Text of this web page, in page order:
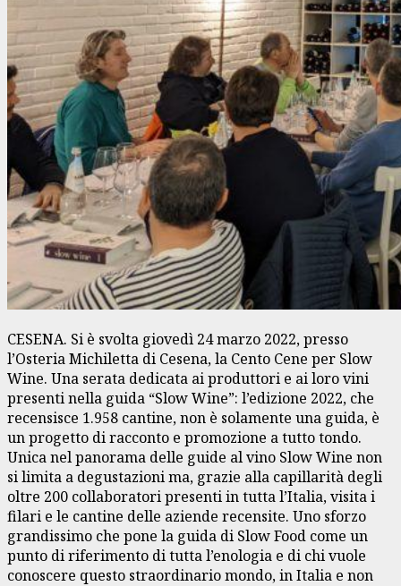
CESENA. Si è svolta giovedì 24 marzo 2022, presso
l’Osteria Michiletta di Cesena, la Cento Cene per Slow
Wine. Una serata dedicata ai produttori e ai loro vini
presenti nella guida “Slow Wine”: l’edizione 2022, che
recensisce 1.958 cantine, non è solamente una guida, è
un progetto di racconto e promozione a tutto tondo.
Unica nel panorama delle guide al vino Slow Wine non
si limita a degustazioni ma, grazie alla capillarità degli
oltre 200 collaboratori presenti in tutta l’Italia, visita i
filari e le cantine delle aziende recensite. Uno sforzo
grandissimo che pone la guida di Slow Food come un
punto di riferimento di tutta l’enologia e di chi vuole
conoscere questo straordinario mondo, in Italia e non